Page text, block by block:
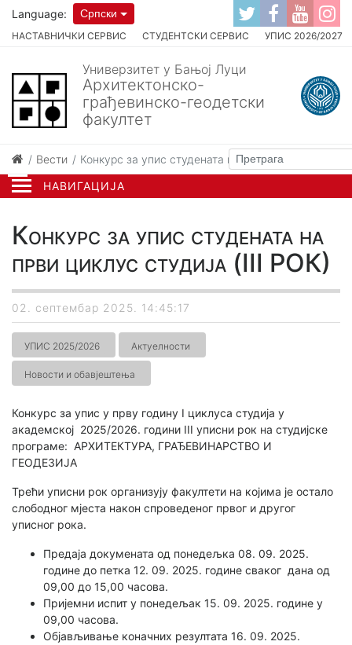
НАВИГАЦИЈА
НАСТАВНИЧКИ СЕРВИС СТУДЕНТСКИ СЕРВИС УПИС 2026/2027
Language: Српски
Универзитет у Бањој Луци
Архитектонско-
грађевинско-геодетски
факултет
Вести Конкурс за упис студената на први циклус
Конкурс за упис студената на
први циклус студија (III РОК)
02. септембар 2025. 14:45:17
УПИС 2025/2026 Актуелности
Новости и обавјештења
Конкурс за упис у прву годину I циклуса студија у
академској 2025/2026. години III уписни рок на студијске
програме: АРХИТЕКТУРА, ГРАЂЕВИНАРСТВО И
ГЕОДЕЗИЈА
Трећи уписни рок организују факултети на којима је остало
слободног мјеста након спроведеног првог и другог
уписног рока.
Предаја докумената од понедељка 08. 09. 2025.
године до петка 12. 09. 2025. године сваког дана од
09,00 до 15,00 часова.
Пријемни испит у понедељак 15. 09. 2025. године у
09,00 часова.
Објављивање коначних резултата 16. 09. 2025.